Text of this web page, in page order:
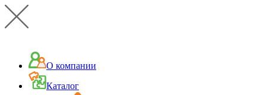
О компании
Каталог